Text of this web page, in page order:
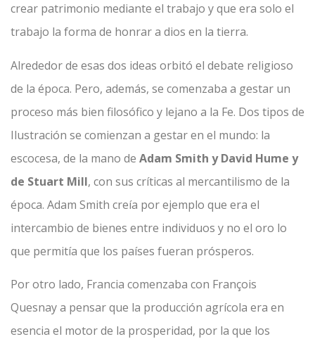
crear patrimonio mediante el trabajo y que era solo el
trabajo la forma de honrar a dios en la tierra.
Alrededor de esas dos ideas orbitó el debate religioso
de la época. Pero, además, se comenzaba a gestar un
proceso más bien filosófico y lejano a la Fe. Dos tipos de
Ilustración se comienzan a gestar en el mundo: la
escocesa, de la mano de Adam Smith y David Hume y
de Stuart Mill, con sus críticas al mercantilismo de la
época. Adam Smith creía por ejemplo que era el
intercambio de bienes entre individuos y no el oro lo
que permitía que los países fueran prósperos.
Por otro lado, Francia comenzaba con François
Quesnay a pensar que la producción agrícola era en
esencia el motor de la prosperidad, por la que los